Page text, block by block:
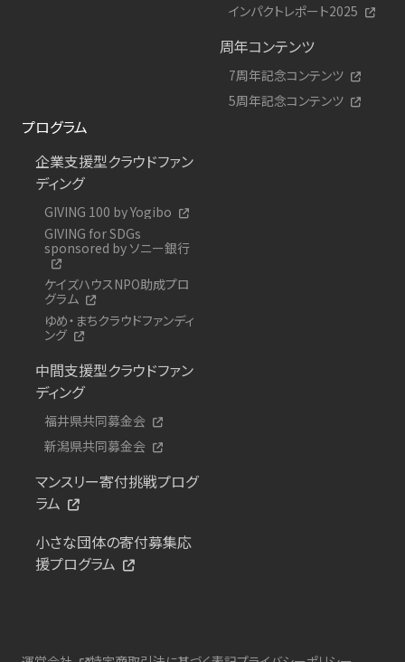
インパクトレポート2025
周年コンテンツ
7周年記念コンテンツ
5周年記念コンテンツ
プログラム
企業支援型クラウドファン
ディング
GIVING 100 by Yogibo
GIVING for SDGs
sponsored by ソニー銀行
ケイズハウスNPO助成プロ
グラム
ゆめ・まちクラウドファンディ
ング
中間支援型クラウドファン
ディング
福井県共同募金会
新潟県共同募金会
マンスリー寄付挑戦プログ
ラム
小さな団体の寄付募集応
援プログラム